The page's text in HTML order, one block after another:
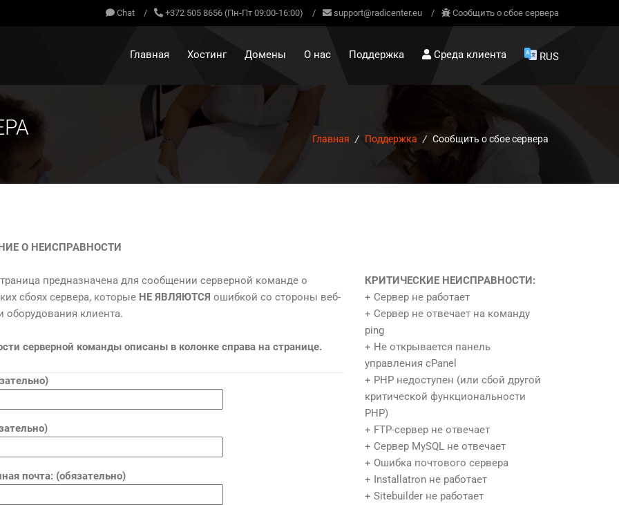
Chat / +372 505 8656 (Пн-Пт 09:00-16:00) / support@radicenter.eu / Сообщить о сбое сервера
Главная Хостинг Домены О нас Поддержка Среда клиента RUS
Главная / Поддержка / Сообщить о сбое сервера
О НЕИСПРАВНОСТИ
предназначена для сообщении серверной команде о
сбоях сервера, которые НЕ ЯВЛЯЮТСЯ ошибкой со стороны веб-
оборудования клиента.
серверной команды описаны в колонке справа на странице.
почта: (обязательно)
КРИТИЧЕСКИЕ НЕИСПРАВНОСТИ:
+ Сервер не работает
+ Сервер не отвечает на команду
ping
+ Не открывается панель
управления cPanel
+ PHP недоступен (или сбой другой
критической функциональности
PHP)
+ FTP-сервер не отвечает
+ Сервер MySQL не отвечает
+ Ошибка почтового сервера
+ Installatron не работает
+ Sitebuilder не работает